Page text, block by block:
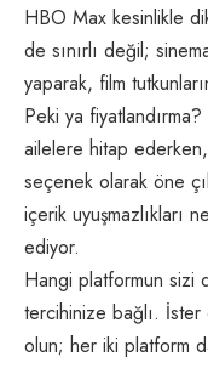
HBO Max kesinlikle
de sınırlı değil;
yaparak, film
Peki ya
ailelere hitap
seçenek olarak öne
içerik uyuşmazlıkları
ediyor.
Hangi platformun sizi
tercihinize bağlı.
olun; her iki platform